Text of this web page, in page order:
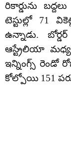
రికార్డును
టెస్టుల్లో 71
ఉన్నాడు.
ఆస్ట్రేలియా
ఇన్నింగ్స్ రెండో
కోల్పోయి 151